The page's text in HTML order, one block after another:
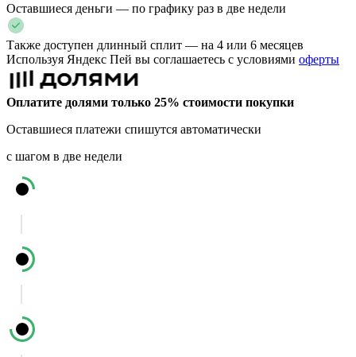
Оставшиеся деньги — по графику раз в две недели
Также доступен длинный сплит — на 4 или 6 месяцев
Используя Яндекс Пей вы соглашаетесь с условиями оферты
Оплатите долями только 25% стоимости покупки
Оставшиеся платежи спишутся автоматически
с шагом в две недели